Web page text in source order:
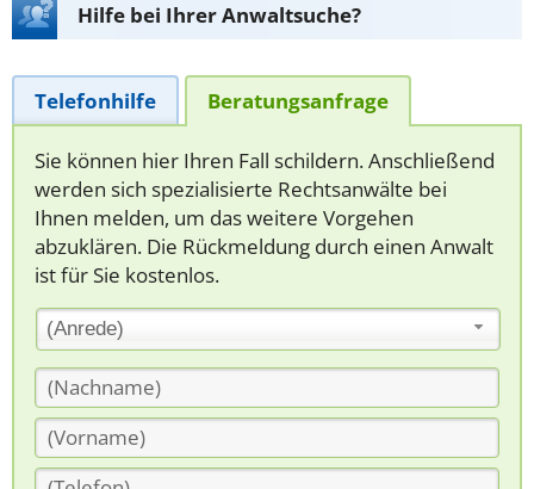
Hilfe bei Ihrer Anwaltsuche?
Telefonhilfe Beratungsanfrage
Sie können hier Ihren Fall schildern. Anschließend
werden sich spezialisierte Rechtsanwälte bei
Ihnen melden, um das weitere Vorgehen
abzuklären. Die Rückmeldung durch einen Anwalt
ist für Sie kostenlos.
(Anrede)